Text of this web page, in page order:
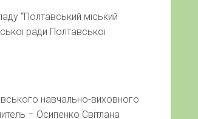
“Полтавський міський
ради Полтавської
навчально-виховного
– Осипенко Світлана